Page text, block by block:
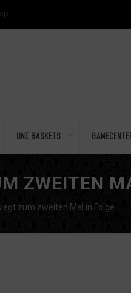
Uni Baskets
ZWEITEN
zum zweiten Mal in Folge